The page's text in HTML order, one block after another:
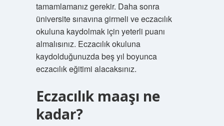
tamamlamanız gerekir. Daha sonra
üniversite sınavına girmeli ve eczacılık
okuluna kaydolmak için yeterli puanı
almalısınız. Eczacılık okuluna
kaydolduğunuzda beş yıl boyunca
eczacılık eğitimi alacaksınız.
Eczacılık maaşı ne
kadar?